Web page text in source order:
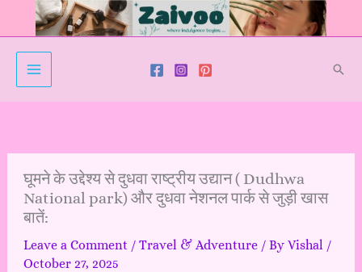
घूमने के उद्देश्य से दुधवा राष्ट्रीय उद्यान ( Dudhwa
National park) और दुधवा नेशनल पार्क से जुड़ी खास
बातें:
Leave a Comment / Travel & Adventure/ By Vishal /
October 27, 2025